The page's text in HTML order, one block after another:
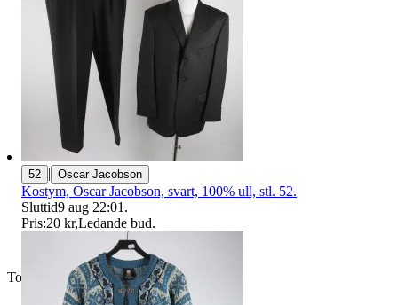
Toppsäljare
52 | Oscar Jacobson
Kostym, Oscar Jacobson, svart, 100% ull, stl. 52.
Sluttid9 aug 22:01 .
Pris:20 kr,Ledande bud.